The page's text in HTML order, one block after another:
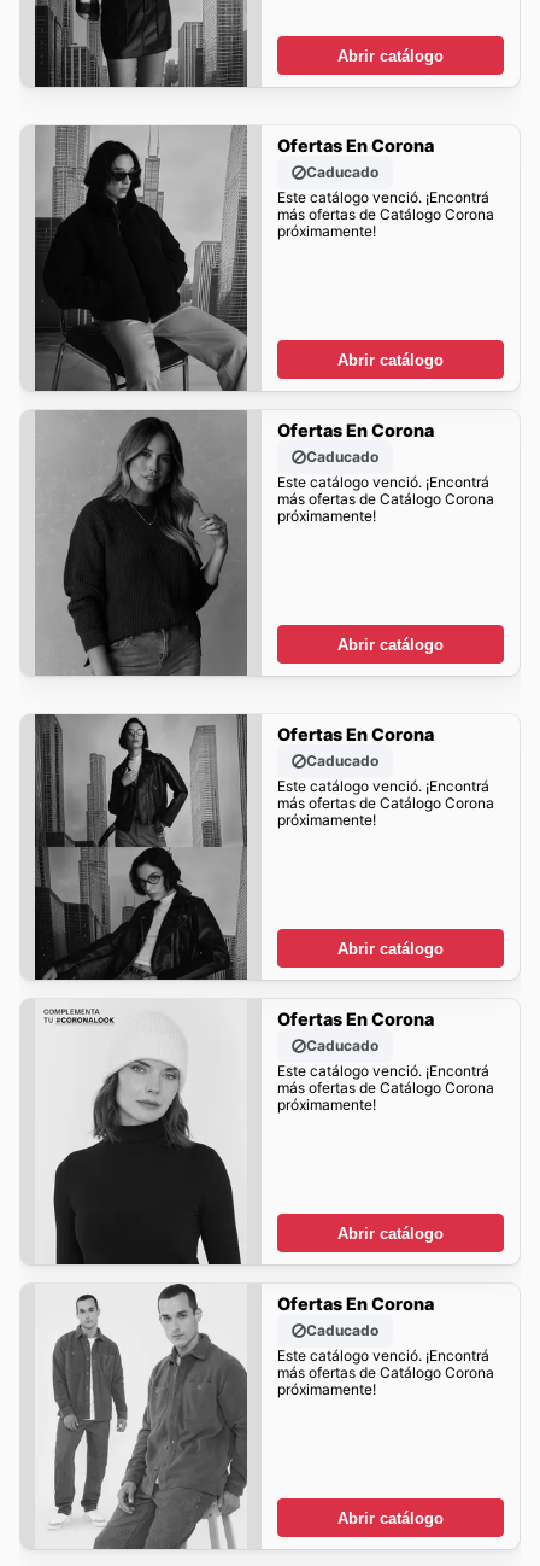
Abrir catálogo
Ofertas En Corona
Caducado
Este catálogo venció. ¡Encontrá
más ofertas de Catálogo Corona
próximamente!
Abrir catálogo
Ofertas En Corona
Caducado
Este catálogo venció. ¡Encontrá
más ofertas de Catálogo Corona
próximamente!
Abrir catálogo
Ofertas En Corona
Caducado
Este catálogo venció. ¡Encontrá
más ofertas de Catálogo Corona
próximamente!
Abrir catálogo
Ofertas En Corona
Caducado
Este catálogo venció. ¡Encontrá
más ofertas de Catálogo Corona
próximamente!
Abrir catálogo
Ofertas En Corona
Caducado
Este catálogo venció. ¡Encontrá
más ofertas de Catálogo Corona
próximamente!
Abrir catálogo